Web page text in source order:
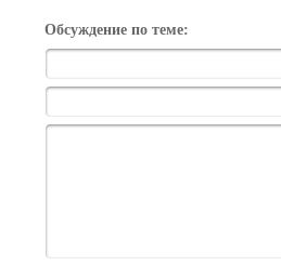
Обсуждение по теме: